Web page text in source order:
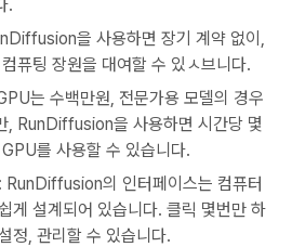
.
을 사용하면 장기 계약 없이,
퓨팅 장원을 대여할 수 있ㅅ브니다.
는 수백만원, 전문가용 모델의 경우
, RunDiffusion을 사용하면 시간당 몇
를 사용할 수 있습니다.
: RunDiffusion의 인터페이스는 컴퓨터
게 설계되어 있습니다. 클릭 몇번만 하
정, 관리할 수 있습니다.